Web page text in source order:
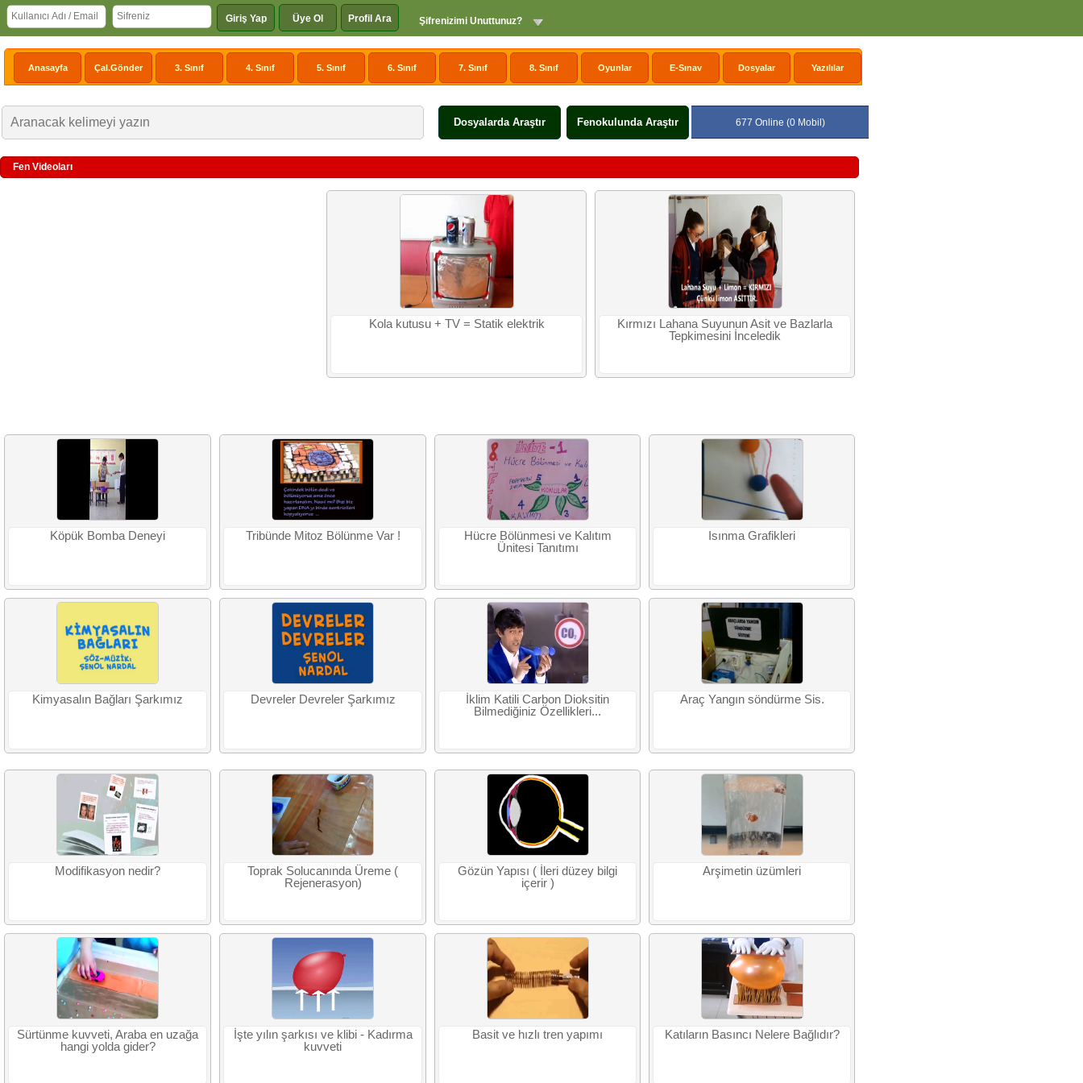
Giriş Yap Üye Ol Profil Ara Şifrenizimi Unuttunuz?
Anasayfa Çal.Gönder 3. Sınıf 4. Sınıf 5. Sınıf 6. Sınıf 7. Sınıf 8. Sınıf Oyunlar E-Sınav Dosyalar Yazılılar
Dosyalarda Araştır Fenokulunda Araştır 677 Online (0 Mobil)
Fen Videoları
Kola kutusu + TV = Statik elektrik
Kırmızı Lahana Suyunun Asit ve Bazlarla
Tepkimesini İnceledik
Köpük Bomba Deneyi Tribünde Mitoz Bölünme Var !
Hücre Bölünmesi ve Kalıtım
Ünitesi Tanıtımı
Isınma Grafikleri
Kimyasalın Bağları Şarkımız Devreler Devreler Şarkımız
İklim Katili Carbon Dioksitin
Bilmediğiniz Özellikleri...
Araç Yangın söndürme Sis.
Modifikasyon nedir?
Toprak Solucanında Üreme (
Rejenerasyon)
Gözün Yapısı ( İleri düzey bilgi
içerir )
Arşimetin üzümleri
Sürtünme kuvveti, Araba en uzağa
hangi yolda gider?
İşte yılın şarkısı ve klibi - Kadırma
kuvveti
Basit ve hızlı tren yapımı Katıların Basıncı Nelere Bağlıdır?